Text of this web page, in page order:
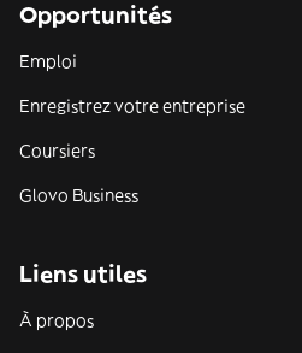
Opportunités
Emploi
Enregistrez votre entreprise
Coursiers
Glovo Business
Liens utiles
À propos